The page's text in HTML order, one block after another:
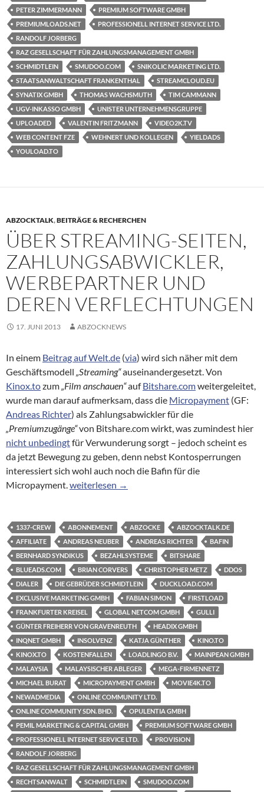
PETER ZIMMERMANN
PREMIUM SOFTWARE GMBH
PREMIUMLOADS.NET
PROFESSIONELL INTERNET SERVICE LTD.
RANDOLF JORBERG
RAZ GESELLSCHAFT FÜR ZAHLUNGSMANAGEMENT GMBH
SCHMIDTLEIN
SMUDOO.COM
SNIKOLIC MARKETING LTD.
STAATSANWALTSCHAFT FRANKENTHAL
STREAMCLOUD.EU
SYNATIX GMBH
THOMAS WACHSMUTH
TIM CAMMANN
UGV-INKASSO GMBH
UNISTER UNTERNEHMENSGRUPPE
UPLOADED
VALENTIN FRITZMANN
VIDEO2K.TV
WEB CONTENT FZE
WEHNERT UND KOLLEGEN
YIELDADS
YOULOAD.TO
ABZOCKTALK,BEITRÄGE & RECHERCHEN
ÜBER STREAMING-SEITEN,
ZAHLUNGSABWICKLER,
WERBEPARTNER UND
DEREN VERFLECHTUNGEN
17. JUNI 2013 ABZOCKNEWS
In einem Beitrag auf Welt.de (via) wird sich näher mit dem
Geschäftsmodell „Streaming“auseinandergesetzt. Von
Kinox.tozum„Film anschauen“aufBitshare.comweitergeleitet,
wurde man darauf aufmerksam, dass die Micropayment (GF:
Andreas Richter) als Zahlungsabwickler für die
„Premiumzugänge“von Bitshare.com wirkt, was zumindest hier
nicht unbedingtfür Verwunderung sorgt – jedoch scheint es
da jetzt Bewegung zu geben, denn nebst Kontosperrungen
interessiert sich wohl auch noch die Bafin für die
Micropayment.Über Streaming-Seiten, Zahlungsabwickler,
weiterlesen →
1337-CREW ABONNEMENT ABZOCKE
ABZOCKTALK.DE
AFFILIATE
ANDREAS NEUBER ANDREAS RICHTER
BAFIN
BERNHARD SYNDIKUS
BEZAHLSYSTEME
BITSHARE
BLUEADS.COM
BRIAN CORVERS CHRISTOPHER METZ
DDOS
DIALER
DIE GEBRÜDER SCHMIDTLEIN
DUCKLOAD.COM
EXCLUSIVE MARKETING GMBH
FABIAN SIMON
FIRSTLOAD
FRANKFURTER KREISEL
GLOBAL NETCOM GMBH
GULLI
GÜNTER FREIHERR VON GRAVENREUTH
HEADIX GMBH
INQNET GMBH
INSOLVENZ KATJA GÜNTHER
KINO.TO
KINOX.TO
KOSTENFALLEN LOADLINGO B.V.
MAINPEAN GMBH
MALAYSIA
MALAYSISCHER ABLEGER
MEGA-FIRMENNETZ
MICHAEL BURAT
MICROPAYMENT GMBH
MOVIE4K.TO
NEWADMEDIA
ONLINE COMMUNITY LTD.
ONLINE COMMUNITY SDN. BHD.
OPULENTIA GMBH
PEMIL MARKETING & CAPITAL GMBH
PREMIUM SOFTWARE GMBH
PROFESSIONELL INTERNET SERVICE LTD.
PROVISION
RANDOLF JORBERG
RAZ GESELLSCHAFT FÜR ZAHLUNGSMANAGEMENT GMBH
RECHTSANWALT
SCHMIDTLEIN SMUDOO.COM